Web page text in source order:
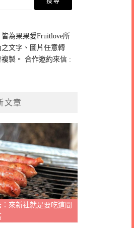
為果果愛Fruitlove所
文字、圖片任意轉
製。 合作邀約來信 :
文章
來新社就是要吃這間